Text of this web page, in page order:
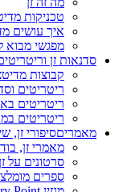
טכניקות
איך עושים
מפגשי מבוא
סדנאות זן
קבוצות
ריטריטים
ריטריטים
ריטריטים
מאמריםסיפורי זן,
מאמרי זן,
סרטונים על
ספרים